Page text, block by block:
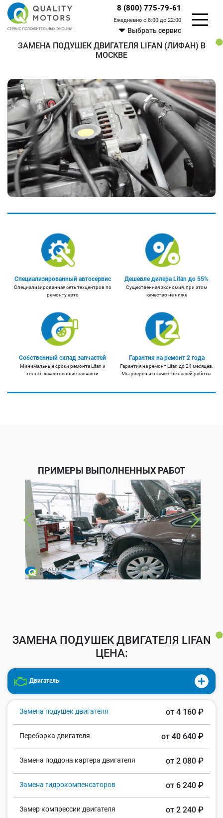
8 (800) 775-79-61
Ежедневно с 8:00 до 22:00
Выбрать сервис
ЗАМЕНА ПОДУШЕК ДВИГАТЕЛЯ LIFAN (ЛИФАН) В
МОСКВЕ
Специализированный автосервис
Специализированная сеть техцентров по
ремонту авто
Дешевле дилера Lifan до 55%
Существенная экономия, при этом
качество не ниже
Собственный склад запчастей
Минимальные сроки ремонта Lifan и
только качественные запчасти
Гарантия на ремонт 2 года
Гарантия на ремонт Lifan до 24 месяцев.
Мы уверены в качестве нашей работы
ПРИМЕРЫ ВЫПОЛНЕННЫХ РАБОТ
ЗАМЕНА ПОДУШЕК ДВИГАТЕЛЯ LIFAN
ЦЕНА:
Двигатель
Замена подушек двигателя от 4 160 ₽
Переборка двигателя от 40 640 ₽
Замена поддона картера двигателя от 2 080 ₽
Замена гидрокомпенсаторов от 6 240 ₽
Замер компрессии двигателя от 2 240 ₽